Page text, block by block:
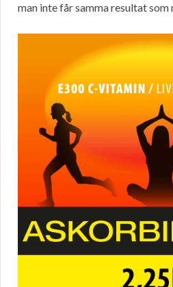
man inte får samma resultat